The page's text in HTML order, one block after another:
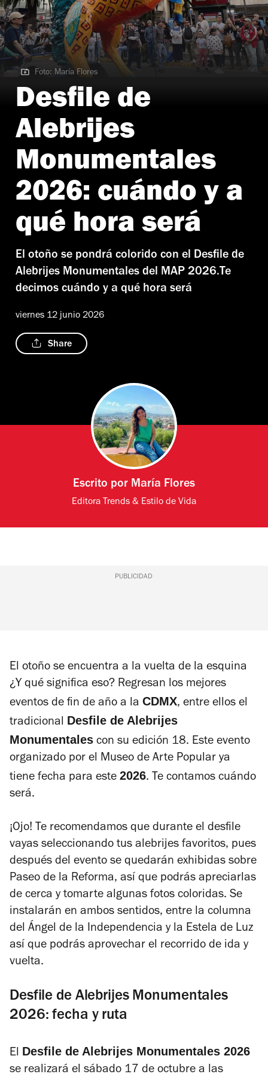
Foto: María Flores | Desfile de Alebrijes 2026
Foto: María Flores
Desfile de
Alebrijes
Monumentales
2026: cuándo y a
qué hora será
El otoño se pondrá colorido con el Desfile de
Alebrijes Monumentales del MAP 2026.Te
decimos cuándo y a qué hora será
viernes 12 junio 2026
Share
Escrito por María Flores
Editora Trends & Estilo de Vida
PUBLICIDAD
El otoño se encuentra a la vuelta de la esquina
¿Y qué significa eso? Regresan los mejores
eventos de fin de año a la CDMX, entre ellos el
tradicional Desfile de Alebrijes
Monumentales con su edición 18. Este evento
organizado por el Museo de Arte Popular ya
tiene fecha para este 2026. Te contamos cuándo
será.
¡Ojo! Te recomendamos que durante el desfile
vayas seleccionando tus alebrijes favoritos, pues
después del evento se quedarán exhibidas sobre
Paseo de la Reforma, así que podrás apreciarlas
de cerca y tomarte algunas fotos coloridas. Se
instalarán en ambos sentidos, entre la columna
del Ángel de la Independencia y la Estela de Luz
así que podrás aprovechar el recorrido de ida y
vuelta.
Desfile de Alebrijes Monumentales
2026: fecha y ruta
El Desfile de Alebrijes Monumentales 2026
se realizará el sábado 17 de octubre a las